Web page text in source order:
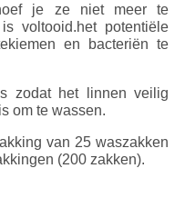
je ze niet meer te
voltooid.het potentiële
en bacteriën te
zodat het linnen veilig
om te wassen.
van 25 waszakken
(200 zakken).